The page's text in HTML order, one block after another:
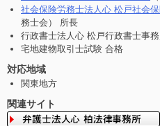
社会保険労務士法人心 松戸社会
務士会） 所長
行政書士法人心 松戸行政書士事
宅地建物取引士試験 合格
対応地域
関東地方
関連サイト